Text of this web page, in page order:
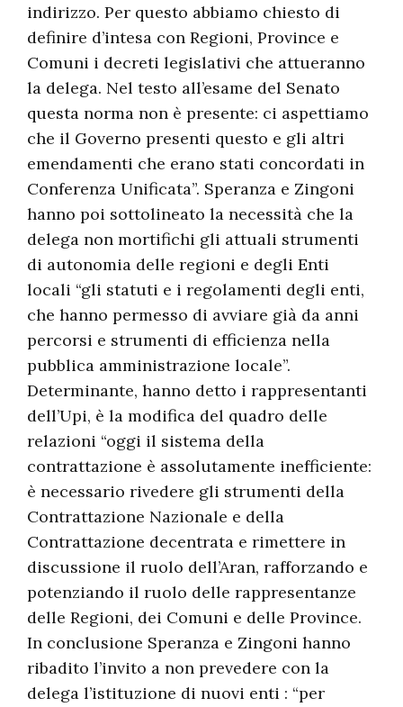
indirizzo. Per questo abbiamo chiesto di
definire d’intesa con Regioni, Province e
Comuni i decreti legislativi che attueranno
la delega. Nel testo all’esame del Senato
questa norma non è presente: ci aspettiamo
che il Governo presenti questo e gli altri
emendamenti che erano stati concordati in
Conferenza Unificata”. Speranza e Zingoni
hanno poi sottolineato la necessità che la
delega non mortifichi gli attuali strumenti
di autonomia delle regioni e degli Enti
locali “gli statuti e i regolamenti degli enti,
che hanno permesso di avviare già da anni
percorsi e strumenti di efficienza nella
pubblica amministrazione locale”.
Determinante, hanno detto i rappresentanti
dell’Upi, è la modifica del quadro delle
relazioni “oggi il sistema della
contrattazione è assolutamente inefficiente:
è necessario rivedere gli strumenti della
Contrattazione Nazionale e della
Contrattazione decentrata e rimettere in
discussione il ruolo dell’Aran, rafforzando e
potenziando il ruolo delle rappresentanze
delle Regioni, dei Comuni e delle Province.
In conclusione Speranza e Zingoni hanno
ribadito l’invito a non prevedere con la
delega l’istituzione di nuovi enti : “per